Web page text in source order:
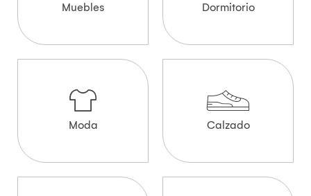
Muebles Dormitorio
Moda Calzado